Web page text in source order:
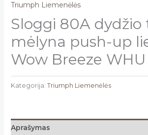
Triumph Liemenėlės
Sloggi 80A dydžio
mėlyna push-up
Wow Breeze WHU
Kategorija: Triumph Liemenėlės
Aprašymas